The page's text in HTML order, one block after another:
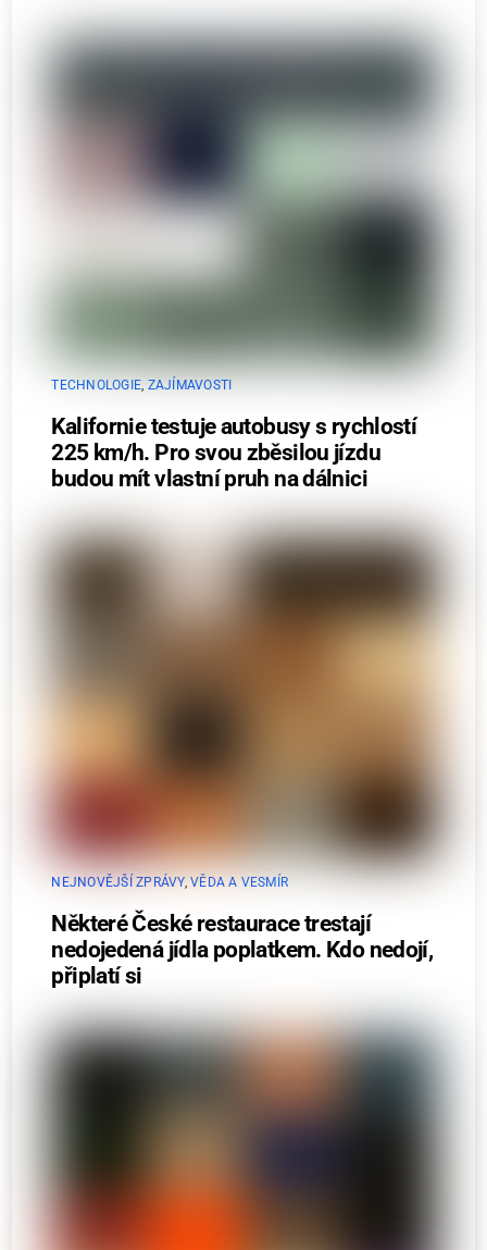
TECHNOLOGIE, ZAJÍMAVOSTI
Kalifornie testuje autobusy s rychlostí
225 km/h. Pro svou zběsilou jízdu
budou mít vlastní pruh na dálnici
NEJNOVĚJŠÍ ZPRÁVY,VĚDA A VESMÍR
Některé České restaurace trestají
nedojedená jídla poplatkem. Kdo nedojí,
připlatí si